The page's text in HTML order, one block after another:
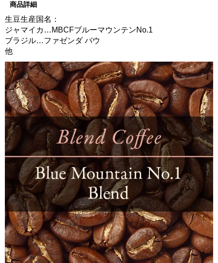
商品詳細
生豆生産国名：
ジャマイカ…MBCFブルーマウンテンNo.1
ブラジル…ファゼンダ バウ
他